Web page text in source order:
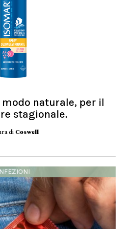
naturale, per il
stagionale.
diCoswell